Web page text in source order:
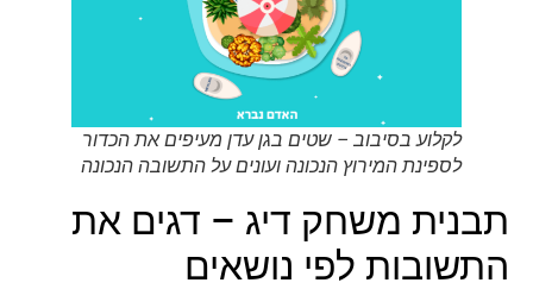
לקלוע בסיבוב – שטים בגן עדן מעיפים את הכדור
לספינת המירוץ הנכונה ועונים על התשובה הנכונה
תבנית משחק דיג – דגים את
התשובות לפי נושאים